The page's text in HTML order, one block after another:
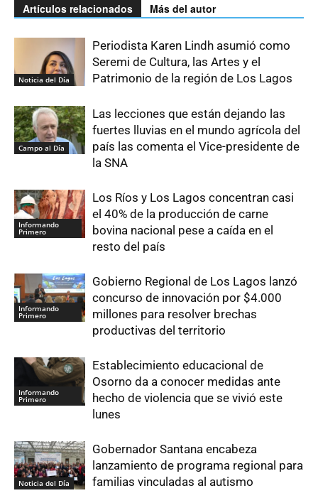
Artículos relacionados Más del autor
Noticia del Día
Periodista Karen Lindh asumió como
Seremi de Cultura, las Artes y el
Patrimonio de la región de Los Lagos
Campo al Día
Las lecciones que están dejando las
fuertes lluvias en el mundo agrícola del
país las comenta el Vice-presidente de
la SNA
Informando
Primero
Los Ríos y Los Lagos concentran casi
el 40% de la producción de carne
bovina nacional pese a caída en el
resto del país
Informando
Primero
Gobierno Regional de Los Lagos lanzó
concurso de innovación por $4.000
millones para resolver brechas
productivas del territorio
Informando
Primero
Establecimiento educacional de
Osorno da a conocer medidas ante
hecho de violencia que se vivió este
lunes
Noticia del Día
Gobernador Santana encabeza
lanzamiento de programa regional para
familias vinculadas al autismo